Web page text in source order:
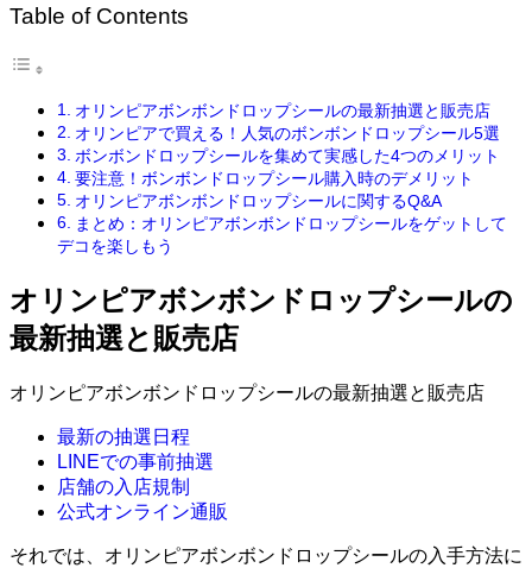
Table of Contents
オリンピアボンボンドロップシールの最新抽選と販売店
オリンピアで買える！人気のボンボンドロップシール5選
ボンボンドロップシールを集めて実感した4つのメリット
要注意！ボンボンドロップシール購入時のデメリット
オリンピアボンボンドロップシールに関するQ&A
まとめ：オリンピアボンボンドロップシールをゲットして
デコを楽しもう
オリンピアボンボンドロップシールの
最新抽選と販売店
オリンピアボンボンドロップシールの最新抽選と販売店
最新の抽選日程
LINEでの事前抽選
店舗の入店規制
公式オンライン通販
それでは、オリンピアボンボンドロップシールの入手方法に